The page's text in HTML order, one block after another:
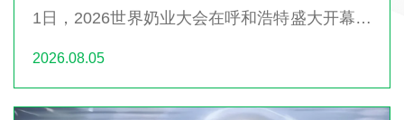
1日，2026世界奶业大会在呼和浩特盛大开幕，
2026.08.05